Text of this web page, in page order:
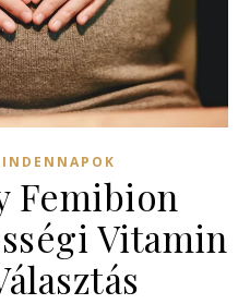
Femibion
Vitamin